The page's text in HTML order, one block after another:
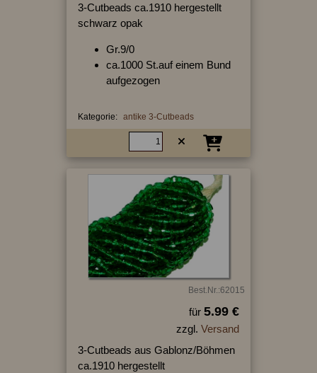
3-Cutbeads ca.1910 hergestellt
schwarz opak
Gr.9/0
ca.1000 St.auf einem Bund
aufgezogen
Kategorie: antike 3-Cutbeads
Best.Nr.:62015
für 5.99 €
zzgl. Versand
3-Cutbeads aus Gablonz/Böhmen
ca.1910 hergestellt